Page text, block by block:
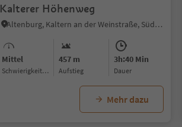
Kalterer Höhenweg
Altenburg, Kaltern an der Weinstraße, Südtiroler Weinstraße
Mittel
Schwierigkeitsgrad
457 m
Aufstieg
3h:40 Min
Dauer
Mehr dazu